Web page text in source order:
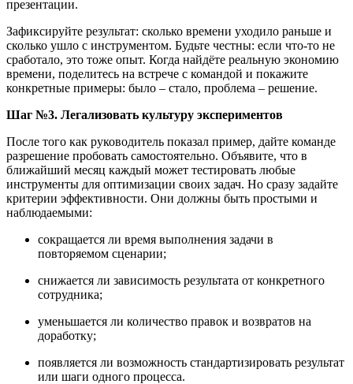
презентации.
Зафиксируйте результат: сколько времени уходило раньше и
сколько ушло с инструментом. Будьте честны: если что-то не
сработало, это тоже опыт. Когда найдёте реальную экономию
времени, поделитесь на встрече с командой и покажите
конкретные примеры: было – стало, проблема – решение.
Шаг №3. Легализовать культуру экспериментов
После того как руководитель показал пример, дайте команде
разрешение пробовать самостоятельно. Объявите, что в
ближайший месяц каждый может тестировать любые
инструменты для оптимизации своих задач. Но сразу задайте
критерии эффективности. Они должны быть простыми и
наблюдаемыми:
сокращается ли время выполнения задачи в
повторяемом сценарии;
снижается ли зависимость результата от конкретного
сотрудника;
уменьшается ли количество правок и возвратов на
доработку;
появляется ли возможность стандартизировать результат
или шаги одного процесса.